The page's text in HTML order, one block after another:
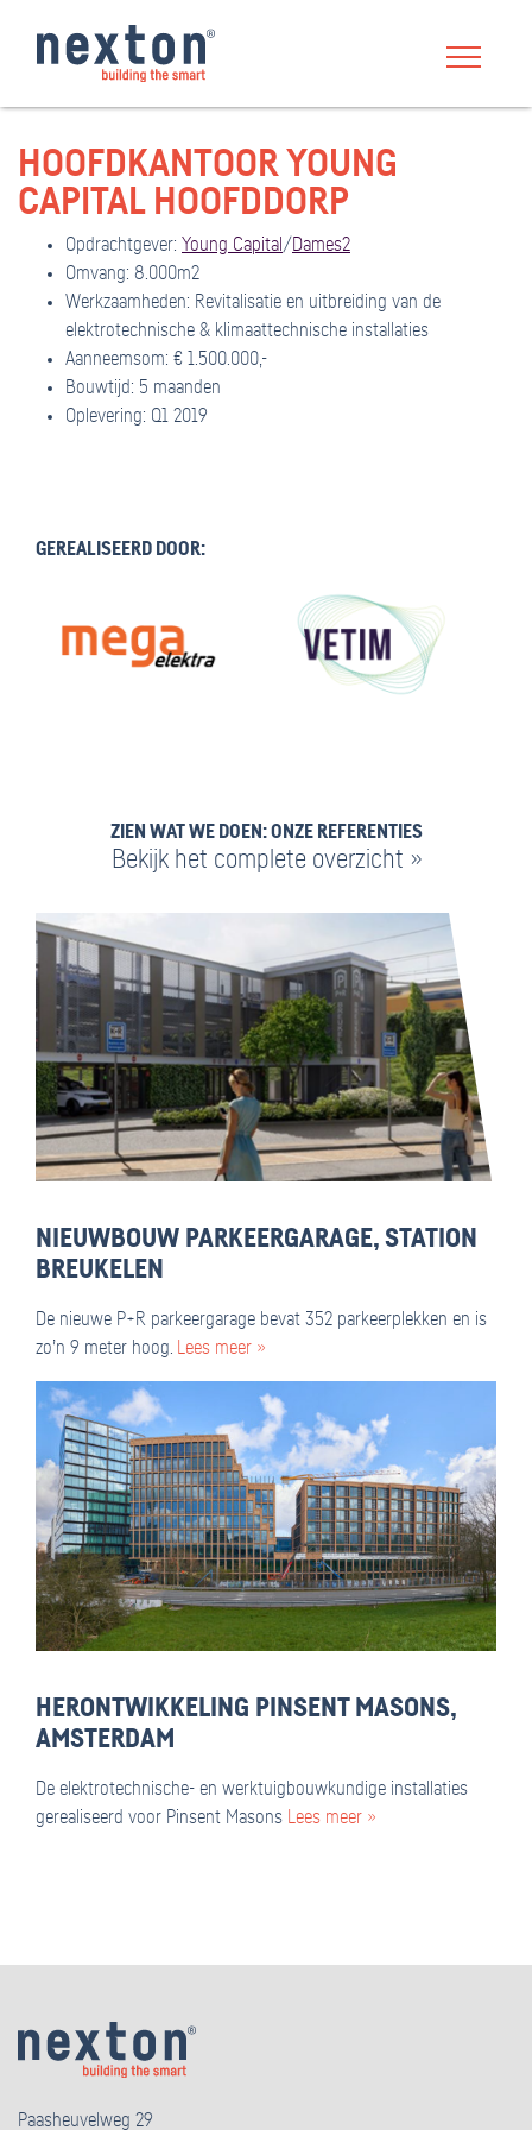
HOOFDKANTOOR YOUNG
CAPITAL HOOFDDORP
Opdrachtgever: Young Capital / Dames2
Omvang: 8.000m2
Werkzaamheden: Revitalisatie en uitbreiding van de
elektrotechnische & klimaattechnische installaties
Aanneemsom: € 1.500.000,-
Bouwtijd: 5 maanden
Oplevering: Q1 2019
GEREALISEERD DOOR:
ZIEN WAT WE DOEN: ONZE REFERENTIES
Bekijk het complete overzicht »
NIEUWBOUW PARKEERGARAGE, STATION
BREUKELEN
De nieuwe P+R parkeergarage bevat 352 parkeerplekken en is
zo’n 9 meter hoog. Lees meer »
HERONTWIKKELING PINSENT MASONS,
AMSTERDAM
De elektrotechnische- en werktuigbouwkundige installaties
gerealiseerd voor Pinsent Masons
Lees meer »
Paasheuvelweg 29